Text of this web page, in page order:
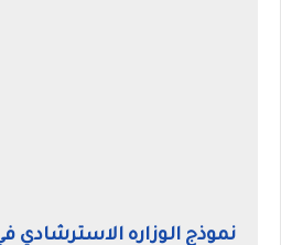
نموذج الوزاره الاسترشادي